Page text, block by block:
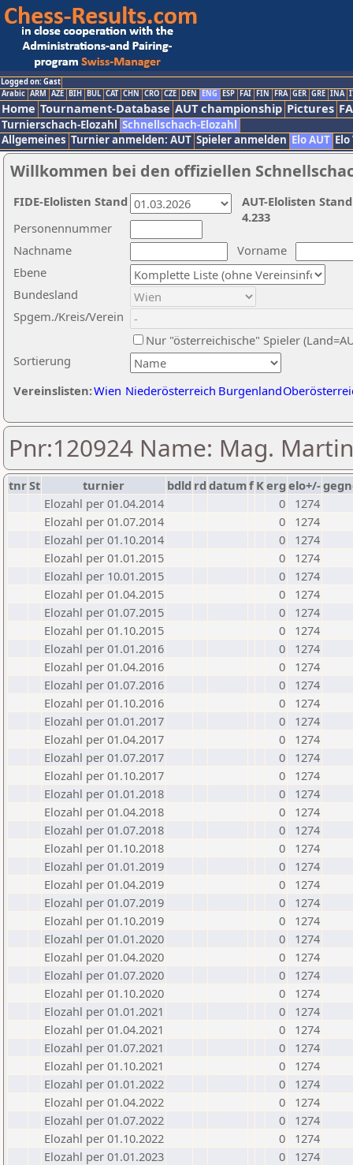
Logged on: Gast
Arabic ARM AZE BIH BUL CAT CHN CRO CZE DEN ENG ESP FAI FIN FRA GER GRE INA
Home Tournament-Database AUT championship Pictures
Turnierschach-Elozahl Schnellschach-Elozahl
Allgemeines Turnier anmelden: AUT Spieler anmelden Elo AUT
Willkommen bei den offiziellen
Nachname
Vorname
Ebene
Sortierung
Personennummer
Bundesland
Spgem./Kreis/Verein
Nur "österreichische" Spieler
Vereinslisten:Wien Niederösterreich Burgenland
AUT-Elolisten
4.233
FIDE-Elolisten Stand
Pnr:120924 Name: Mag.
tnrSt turnier bdld rd datumf Kerg elo+/-
Elozahl per 01.04.2014
0
1274
Elozahl per 01.07.2014
0
1274
Elozahl per 01.10.2014
0
1274
Elozahl per 01.01.2015
0
1274
Elozahl per 10.01.2015
0
1274
Elozahl per 01.04.2015
0
1274
Elozahl per 01.07.2015
0
1274
Elozahl per 01.10.2015
0
1274
Elozahl per 01.01.2016
0
1274
Elozahl per 01.04.2016
0
1274
Elozahl per 01.07.2016
0
1274
Elozahl per 01.10.2016
0
1274
Elozahl per 01.01.2017
0
1274
Elozahl per 01.04.2017
0
1274
Elozahl per 01.07.2017
0
1274
Elozahl per 01.10.2017
0
1274
Elozahl per 01.01.2018
0
1274
Elozahl per 01.04.2018
0
1274
Elozahl per 01.07.2018
0
1274
Elozahl per 01.10.2018
0
1274
Elozahl per 01.01.2019
0
1274
Elozahl per 01.04.2019
0
1274
Elozahl per 01.07.2019
0
1274
Elozahl per 01.10.2019
0
1274
Elozahl per 01.01.2020
0
1274
Elozahl per 01.04.2020
0
1274
Elozahl per 01.07.2020
0
1274
Elozahl per 01.10.2020
0
1274
Elozahl per 01.01.2021
0
1274
Elozahl per 01.04.2021
0
1274
Elozahl per 01.07.2021
0
1274
Elozahl per 01.10.2021
0
1274
Elozahl per 01.01.2022
0
1274
Elozahl per 01.04.2022
0
1274
Elozahl per 01.07.2022
0
1274
Elozahl per 01.10.2022
0
1274
Elozahl per 01.01.2023
0
1274